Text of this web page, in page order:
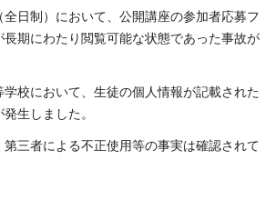
日制）において、公開講座の参加者応募フ
長期にわたり閲覧可能な状態であった事故が
学校において、生徒の個人情報が記載された
生しました。
三者による不正使用等の事実は確認されて